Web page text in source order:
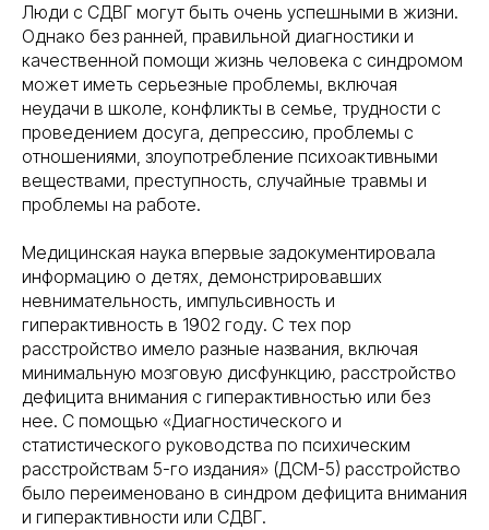
Люди с СДВГ могут быть очень успешными в жизни.
Однако без ранней, правильной диагностики и
качественной помощи жизнь человека с синдромом
может иметь серьезные проблемы, включая
неудачи в школе, конфликты в семье, трудности с
проведением досуга, депрессию, проблемы с
отношениями, злоупотребление психоактивными
веществами, преступность, случайные травмы и
проблемы на работе.
Медицинская наука впервые задокументировала
информацию о детях, демонстрировавших
невнимательность, импульсивность и
гиперактивность в 1902 году. С тех пор
расстройство имело разные названия, включая
минимальную мозговую дисфункцию, расстройство
дефицита внимания с гиперактивностью или без
нее. С помощью «Диагностического и
статистического руководства по психическим
расстройствам 5-го издания» (ДСМ-5) расстройство
было переименовано в синдром дефицита внимания
и гиперактивности или СДВГ.